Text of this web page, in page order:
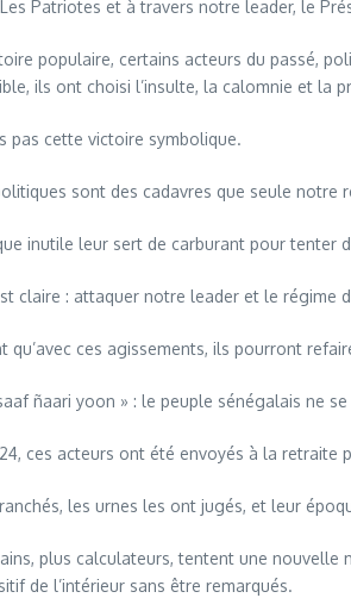
Les Patriotes et à travers notre leader, le
populaire, certains acteurs du passé,
ils ont choisi l’insulte, la calomnie et la
pas cette victoire symbolique.
sont des cadavres que seule notre
inutile leur sert de carburant pour tenter
claire : attaquer notre leader et le régime
qu’avec ces agissements, ils pourront
ñaari yoon » : le peuple sénégalais ne
ces acteurs ont été envoyés à la retraite
les urnes les ont jugés, et leur
plus calculateurs, tentent une
de l’intérieur sans être remarqués.